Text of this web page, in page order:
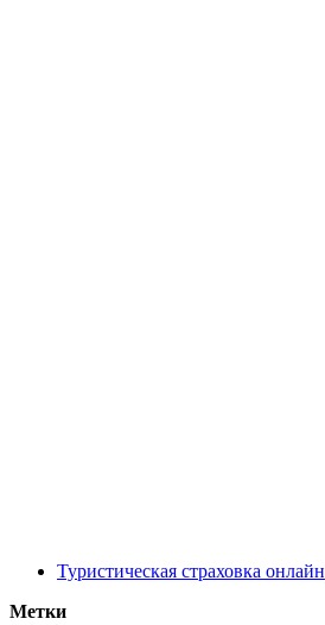
Туристическая страховка онлайн
Метки